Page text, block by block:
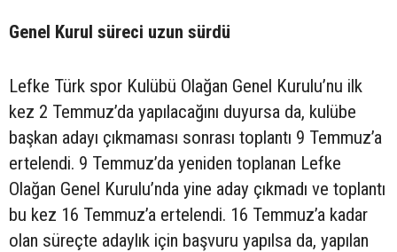
Genel Kurul süreci uzun sürdü
Lefke Türk spor Kulübü Olağan Genel Kurulu’nu ilk
kez 2 Temmuz’da yapılacağını duyursa da, kulübe
başkan adayı çıkmaması sonrası toplantı 9 Temmuz’a
ertelendi. 9 Temmuz’da yeniden toplanan Lefke
Olağan Genel Kurulu’nda yine aday çıkmadı ve toplantı
bu kez 16 Temmuz’a ertelendi. 16 Temmuz’a kadar
olan süreçte adaylık için başvuru yapılsa da, yapılan